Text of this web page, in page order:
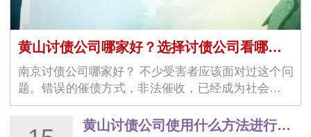
黄山讨债公司哪家好？选择讨债公司看哪几个方面？
南京讨债公司哪家好？ 不少受害者应该面对过这个问
题。错误的催债方式，非法催收，已经成为社会上一
大问题。当受害者觉得无…
黄山讨债公司使用什么方法进行合法清收追账